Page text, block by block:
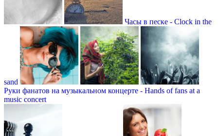
Часы в песке - Clock in the
sand
Руки фанатов на музыкальном концерте - Hands of fans at a
music concert